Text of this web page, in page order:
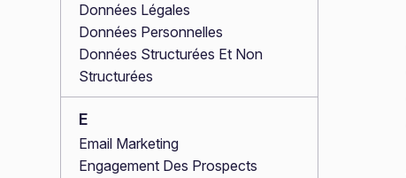
Données Légales
Données Personnelles
Données Structurées Et Non
Structurées
E
Email Marketing
Engagement Des Prospects